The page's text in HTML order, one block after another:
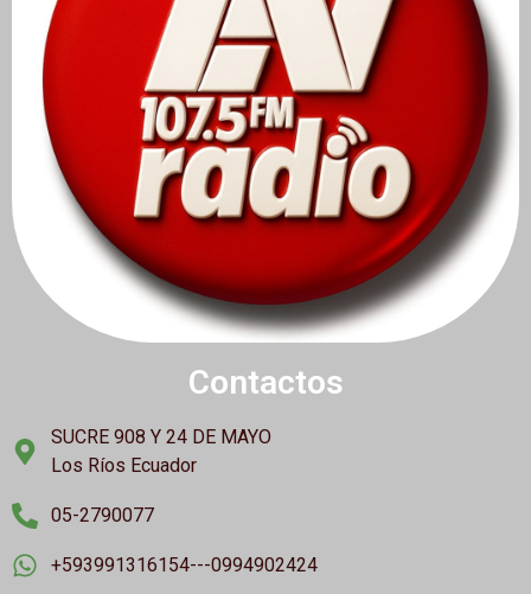
Contactos
SUCRE 908 Y 24 DE MAYO
Los Ríos Ecuador
05-2790077
+593991316154---0994902424